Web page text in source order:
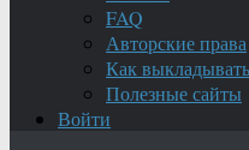
FAQ
Авторские права
Как
Полезные сайты
Войти